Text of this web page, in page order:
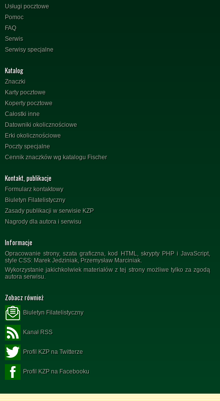
Usługi pocztowe
Pomoc
FAQ
Serwis
Serwisy specjalne
Katalog
Znaczki
Karty pocztowe
Koperty pocztowe
Całostki inne
Datowniki okolicznościowe
Erki okolicznościowe
Poczty specjalne
Cennik znaczków wg katalogu Fischer
Kontakt, publikacje
Formularz kontaktowy
Biuletyn Filatelistyczny
Zasady publikacji w serwisie KZP
Nagrody dla autora i serwisu
Informacje
Opracowanie strony, szata graficzna, kod HTML, skrypty PHP i JavaScript,
style CSS: Marek Jedziniak, Przemysław Marciniak.
Wykorzystanie jakichkolwiek materiałów z tej strony możliwe tylko za zgodą
autora serwisu.
Zobacz również
Biuletyn Filatelistyczny
Kanał RSS
Profil KZP na Twitterze
Profil KZP na Facebooku